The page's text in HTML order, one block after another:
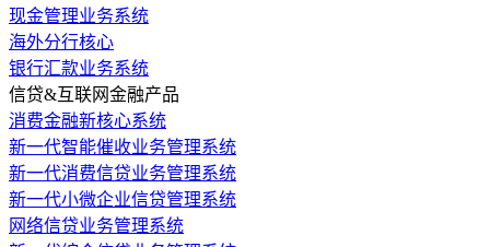
现金管理业务系统
海外分行核心
银行汇款业务系统
信贷&互联网金融产品
消费金融新核心系统
新一代智能催收业务管理系统
新一代消费信贷业务管理系统
新一代小微企业信贷管理系统
网络信贷业务管理系统